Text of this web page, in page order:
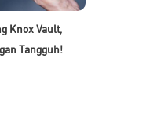
Knox Vault,
Tangguh!